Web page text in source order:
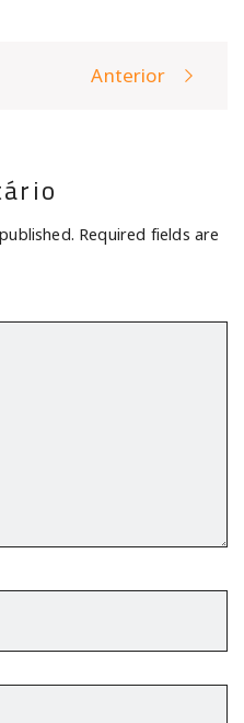
Anterior
Required fields are